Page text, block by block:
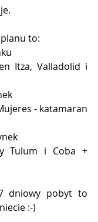
to:
Itza, Valladolid i
- katamaran
Tulum i Coba +
dniowy pobyt to
:-)